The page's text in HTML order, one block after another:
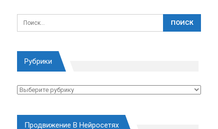
Рубрики
Рубрики
Продвижение В Нейросетях